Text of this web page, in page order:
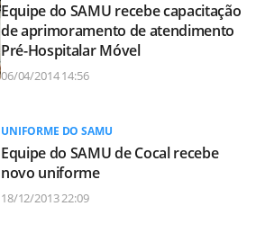
Equipe do SAMU recebe capacitação
de aprimoramento de atendimento
Pré-Hospitalar Móvel
06/04/2014 14:56
UNIFORME DO SAMU
Equipe do SAMU de Cocal recebe
novo uniforme
18/12/2013 22:09